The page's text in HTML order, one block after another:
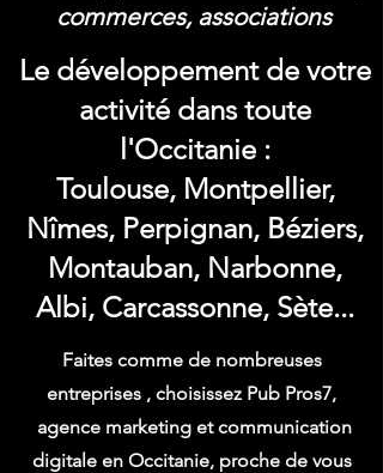
commerces, associations
Le développement de votre
activité dans toute
l'Occitanie :
Toulouse, Montpellier,
Nîmes, Perpignan, Béziers,
Montauban, Narbonne,
Albi, Carcassonne, Sète...
Faites comme de nombreuses
entreprises , choisissez Pub Pros7,
agence marketing et communication
digitale en Occitanie, proche de vous